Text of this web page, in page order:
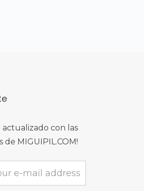
actualizado con las
de MIGUIPIL.COM!